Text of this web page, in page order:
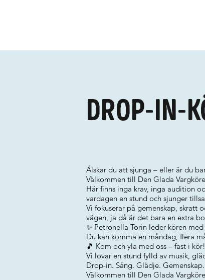
Drop-in-
Älskar du att sjunga – eller är du
Välkommen till Den Glada
Här finns inga krav, inga audition
vardagen en stund och sjunger
Vi fokuserar på gemenskap, skratt
vägen, ja då är det bara en extra
✨ Petronella Torin leder kören
Du kan komma en måndag, flera
🎵 Kom och yla med oss – fast i kör!
Vi lovar en stund fylld av musik,
Drop-in. Sång. Glädje. Gemenskap.
Välkommen till Den Glada